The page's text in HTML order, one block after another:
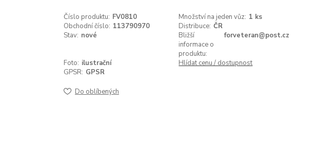
Číslo produktu: FV0810 Množství na jeden vůz: 1 ks
Obchodní číslo: 113790970 Distribuce: ČR
Stav: nové
Bližší
informace o
produktu:
forveteran@post.cz
Foto: ilustrační
Hlídat cenu / dostupnost
GPSR: GPSR
Do oblíbených